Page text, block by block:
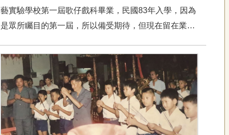
藝實驗學校第一屆歌仔戲科畢業，民國83年入學，因為
是眾所矚目的第一屆，所以備受期待，但現在留在業界
是女性，男性只有我1人。我進歌仔戲科時，本來嗓子
很亮，但到了變聲期開始唱不出來，張口沒有聲音，老
師們還以...